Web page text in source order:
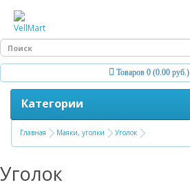
Товаров 0 (0.00 руб.)
Категории
Главная Маяки, уголки Уголок
Уголок